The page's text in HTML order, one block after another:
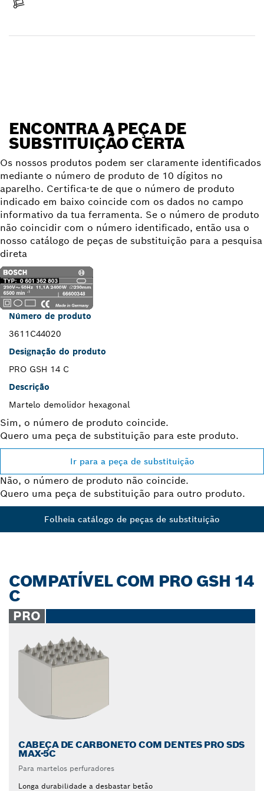
ENCONTRA A PEÇA DE
SUBSTITUIÇÃO CERTA
Os nossos produtos podem ser claramente identificados
mediante o número de produto de 10 dígitos no
aparelho. Certifica-te de que o número de produto
indicado em baixo coincide com os dados no campo
informativo da tua ferramenta. Se o número de produto
não coincidir com o número identificado, então usa o
nosso catálogo de peças de substituição para a pesquisa
direta
Número de produto
3611C44020
Designação do produto
PRO GSH 14 C
Descrição
Martelo demolidor hexagonal
Sim, o número de produto coincide.
Quero uma peça de substituição para este produto.
Ir para a peça de substituição
Não, o número de produto não coincide.
Quero uma peça de substituição para outro produto.
Folheia catálogo de peças de substituição
COMPATÍVEL COM PRO GSH 14
C
PRO
CABEÇA DE CARBONETO COM DENTES PRO SDS
MAX-5C
Para martelos perfuradores
Longa durabilidade a desbastar betão